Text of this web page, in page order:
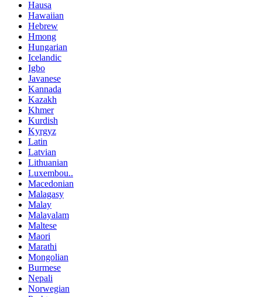
Hausa
Hawaiian
Hebrew
Hmong
Hungarian
Icelandic
Igbo
Javanese
Kannada
Kazakh
Khmer
Kurdish
Kyrgyz
Latin
Latvian
Lithuanian
Luxembou..
Macedonian
Malagasy
Malay
Malayalam
Maltese
Maori
Marathi
Mongolian
Burmese
Nepali
Norwegian